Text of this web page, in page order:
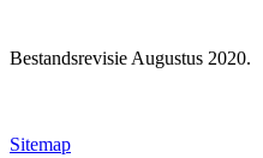
Bestandsrevisie Augustus 2020.
Sitemap